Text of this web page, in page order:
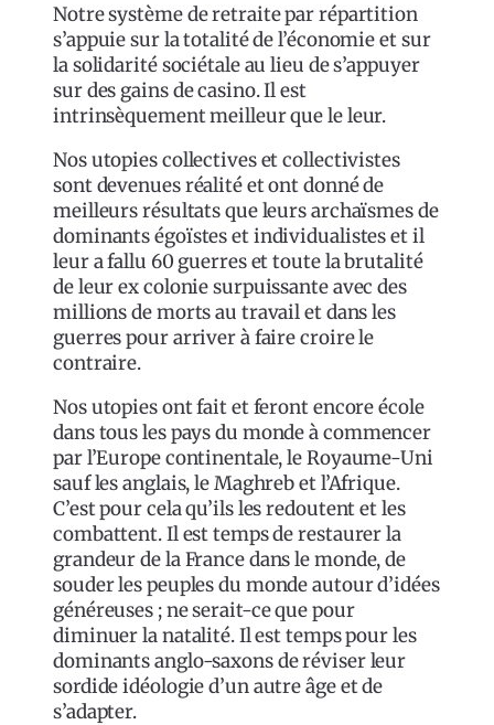
Notre système de retraite par répartition
s’appuie sur la totalité de l’économie et sur
la solidarité sociétale au lieu de s’appuyer
sur des gains de casino. Il est
intrinsèquement meilleur que le leur.
Nos utopies collectives et collectivistes
sont devenues réalité et ont donné de
meilleurs résultats que leurs archaïsmes de
dominants égoïstes et individualistes et il
leur a fallu 60 guerres et toute la brutalité
de leur ex colonie surpuissante avec des
millions de morts au travail et dans les
guerres pour arriver à faire croire le
contraire.
Nos utopies ont fait et feront encore école
dans tous les pays du monde à commencer
par l’Europe continentale, le Royaume-Uni
sauf les anglais, le Maghreb et l’Afrique.
C’est pour cela qu’ils les redoutent et les
combattent. Il est temps de restaurer la
grandeur de la France dans le monde, de
souder les peuples du monde autour d’idées
généreuses ; ne serait-ce que pour
diminuer la natalité. Il est temps pour les
dominants anglo-saxons de réviser leur
sordide idéologie d’un autre âge et de
s’adapter.